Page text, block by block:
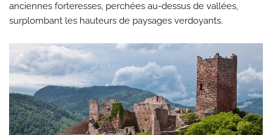
anciennes forteresses, perchées au-dessus de vallées,
surplombant les hauteurs de paysages verdoyants.